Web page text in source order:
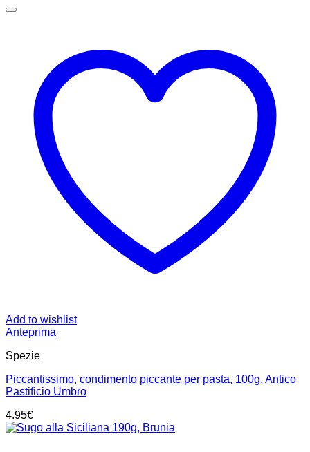
Add to wishlist
Anteprima
Spezie
Piccantissimo, condimento piccante per pasta, 100g, Antico
Pastificio Umbro
4.95€